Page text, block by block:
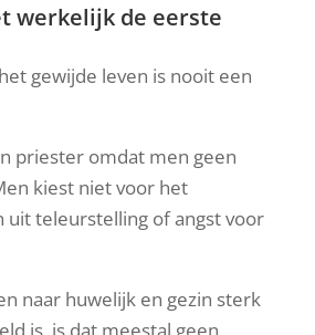
werkelijk de eerste
gewijde leven is nooit een
priester omdat men geen
kiest niet voor het
uit teleurstelling of angst voor
naar huwelijk en gezin sterk